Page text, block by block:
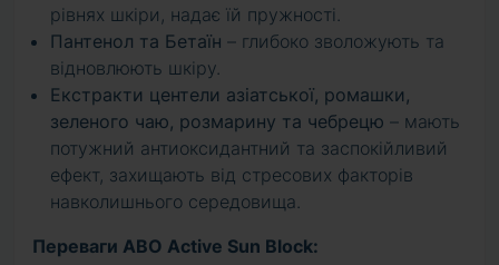
рівнях шкіри, надає їй пружності.
Пантенол та Бетаїн – глибоко зволожують та
відновлюють шкіру.
Екстракти центели азіатської, ромашки,
зеленого чаю, розмарину та чебрецю – мають
потужний антиоксидантний та заспокійливий
ефект, захищають від стресових факторів
навколишнього середовища.
Переваги ABO Active Sun Block: